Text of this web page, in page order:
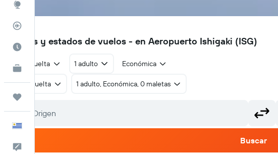
Cuándo ir
KAYAK for Business
NUEVO
ISG
Vuelos y estados de vuelos - en Aeropuerto Ishigaki (ISG)
Ida y vuelta 1 adulto Económica
Ida y vuelta 1 adulto, Económica, 0 maletas
Buscar